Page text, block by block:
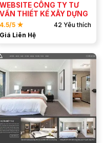
WEBSITE CÔNG TY TƯ
VẤN THIẾT KẾ XÂY DỰNG
4.5/5 ★
42 Yêu thích
Giá Liên Hệ
ĐẶT MẪU